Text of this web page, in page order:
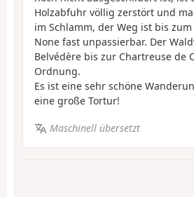
Holzabfuhr völlig zerstört und
im Schlamm, der Weg ist bis
None fast unpassierbar. Der
Belvédère bis zur Chartreuse de
Ordnung.
Es ist eine sehr schöne
eine große Tortur!
Maschinell übersetzt